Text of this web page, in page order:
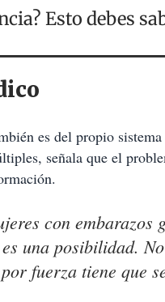
Esto debes
es del propio
señala que el
con embarazos
una posibilidad.
fuerza tiene que